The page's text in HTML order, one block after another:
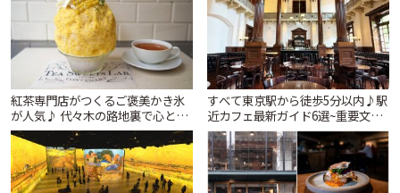
紅茶専門店がつくるご褒美かき氷
が人気♪ 代々木の路地裏で心とき
めくひんやり時間「ティー スイー
ツ ラボ コンテナート」 | ことりっ
ぷ
すべて東京駅から徒歩5分以内♪駅
近カフェ最新ガイド6選~重要文化
財の洋館カフェから、改札すぐの
レトロ喫茶まで~ | ことりっぷ